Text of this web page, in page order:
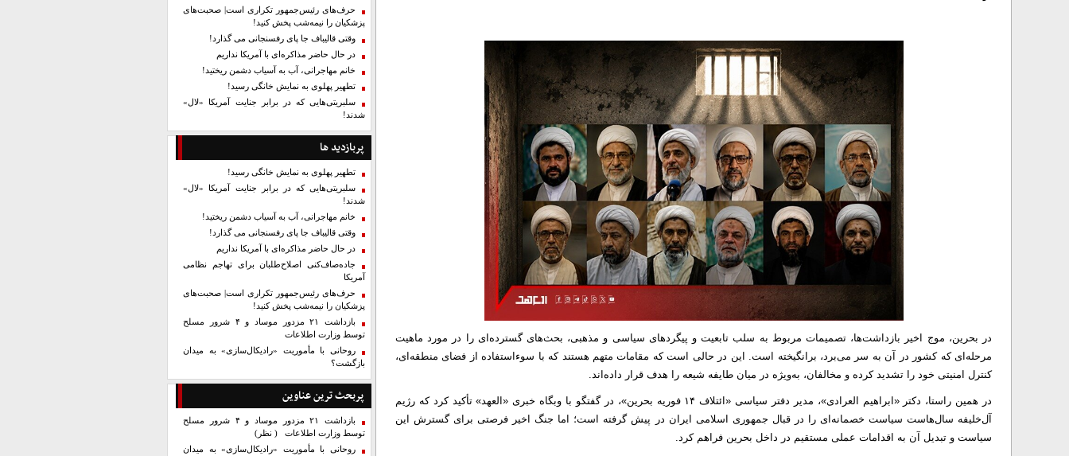
در بحرین، موج اخیر بازداشت‌ها، تصمیمات مربوط به سلب تابعیت و پیگردهای سیاسی و مذهبی، بحث‌های گسترده‌ای را در مورد ماهیت
مرحله‌ای که کشور در آن به سر می‌برد، برانگیخته است. این در حالی است که مقامات متهم هستند که با سوءاستفاده از فضای منطقه‌ای،
کنترل امنیتی خود را تشدید کرده و مخالفان، به‌ویژه در میان طایفه شیعه را هدف قرار داده‌اند.
در همین راستا، دکتر «ابراهیم العرادی»، مدیر دفتر سیاسی «ائتلاف ۱۴ فوریه بحرین»، در گفتگو با وبگاه خبری «العهد» تأکید کرد که رژیم
آل‌خلیفه سال‌هاست سیاست خصمانه‌ای را در قبال جمهوری اسلامی ایران در پیش گرفته است؛ اما جنگ اخیر فرصتی برای گسترش این
سیاست و تبدیل آن به اقدامات عملی مستقیم در داخل بحرین فراهم کرد.
حرف‌های رئیس‌جمهور تکراری است| صحبت‌های
پزشکیان را نیمه‌شب پخش کنید!
وقتی قالیباف جا پای رفسنجانی می گذارد!
در حال حاضر مذاکره‌ای با آمریکا نداریم
خانم مهاجرانی، آب به آسیاب دشمن ریختید!
تطهیر پهلوی به نمایش خانگی رسید!
سلبریتی‌هایی که در برابر جنایت آمریکا «لال»
شدند!
پربازدید ها
تطهیر پهلوی به نمایش خانگی رسید!
سلبریتی‌هایی که در برابر جنایت آمریکا «لال»
شدند!
خانم مهاجرانی، آب به آسیاب دشمن ریختید!
وقتی قالیباف جا پای رفسنجانی می گذارد!
در حال حاضر مذاکره‌ای با آمریکا نداریم
جاده‌صاف‌کنی اصلاح‌طلبان برای تهاجم نظامی
آمریکا
حرف‌های رئیس‌جمهور تکراری است| صحبت‌های
پزشکیان را نیمه‌شب پخش کنید!
بازداشت ۲۱ مزدور موساد و ۴ شرور مسلح
توسط وزارت اطلاعات
روحانی با مأموریت «رادیکال‌سازی» به میدان
بازگشت؟
پربحث ترین عناوین
بازداشت ۲۱ مزدور موساد و ۴ شرور مسلح
توسط وزارت اطلاعات ( نظر)
روحانی با مأموریت «رادیکال‌سازی» به میدان